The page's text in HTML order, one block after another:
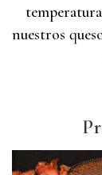
nuestros